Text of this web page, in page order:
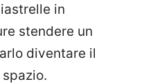
in
stendere un
diventare il